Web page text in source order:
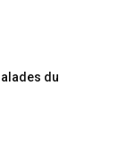
du